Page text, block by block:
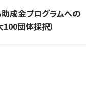
成金プログラムへの
団体採択）